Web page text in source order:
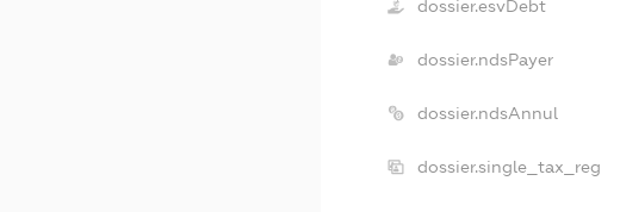
dossier.esvDebt
dossier.ndsPayer
dossier.ndsAnnul
dossier.single_tax_reg